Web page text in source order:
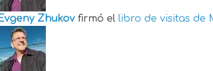
Zhukov firmó el libro de visitas de